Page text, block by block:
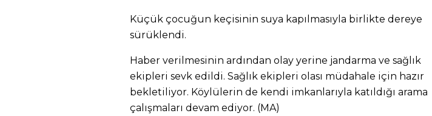
Küçük çocuğun keçisinin suya kapılmasıyla birlikte dereye
sürüklendi.
Haber verilmesinin ardından olay yerine jandarma ve sağlık
ekipleri sevk edildi. Sağlık ekipleri olası müdahale için hazır
bekletiliyor. Köylülerin de kendi imkanlarıyla katıldığı arama
çalışmaları devam ediyor. (MA)